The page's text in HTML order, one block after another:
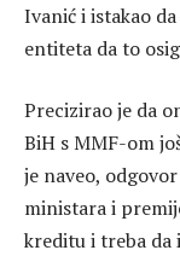
Ivanić i istakao
entiteta da to
Precizirao je da
BiH s MMF-om
je naveo,
ministara i
kreditu i treba da